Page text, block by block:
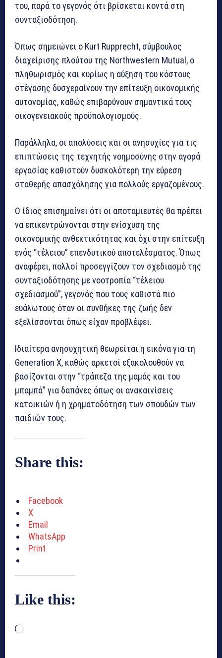
του, παρά το γεγονός ότι βρίσκεται κοντά στη
συνταξιοδότηση.
Όπως σημειώνει ο Kurt Rupprecht, σύμβουλος
διαχείρισης πλούτου της Northwestern Mutual, ο
πληθωρισμός και κυρίως η αύξηση του κόστους
στέγασης δυσχεραίνουν την επίτευξη οικονομικής
αυτονομίας, καθώς επιβαρύνουν σημαντικά τους
οικογενειακούς προϋπολογισμούς.
Παράλληλα, οι απολύσεις και οι ανησυχίες για τις
επιπτώσεις της τεχνητής νοημοσύνης στην αγορά
εργασίας καθιστούν δυσκολότερη την εύρεση
σταθερής απασχόλησης για πολλούς εργαζομένους.
Ο ίδιος επισημαίνει ότι οι αποταμιευτές θα πρέπει
να επικεντρώνονται στην ενίσχυση της
οικονομικής ανθεκτικότητας και όχι στην επίτευξη
ενός “τέλειου” επενδυτικού αποτελέσματος. Όπως
αναφέρει, πολλοί προσεγγίζουν τον σχεδιασμό της
συνταξιοδότησης με νοοτροπία “τέλειου
σχεδιασμού”, γεγονός που τους καθιστά πιο
ευάλωτους όταν οι συνθήκες της ζωής δεν
εξελίσσονται όπως είχαν προβλέψει.
Ιδιαίτερα ανησυχητική θεωρείται η εικόνα για τη
Generation X, καθώς αρκετοί εξακολουθούν να
βασίζονται στην “τράπεζα της μαμάς και του
μπαμπά” για δαπάνες όπως οι ανακαινίσεις
κατοικιών ή η χρηματοδότηση των σπουδών των
παιδιών τους.
Share this:
Facebook
X
Email
WhatsApp
Print
Like this:
L